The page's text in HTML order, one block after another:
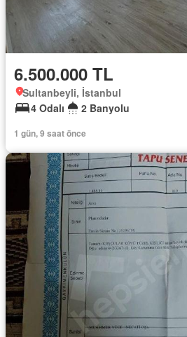
6.500.000 TL
Sultanbeyli, İstanbul
4 Odalı
2 Banyolu
1 gün, 9 saat önce